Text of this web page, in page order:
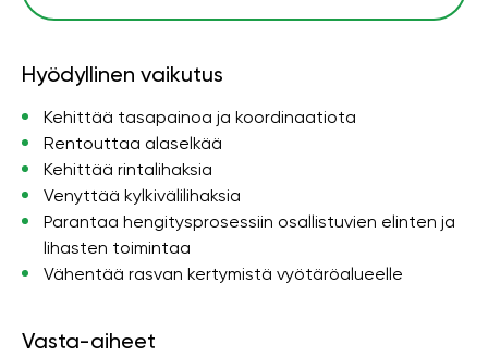
Hyödyllinen vaikutus
Kehittää tasapainoa ja koordinaatiota
Rentouttaa alaselkää
Kehittää rintalihaksia
Venyttää kylkivälilihaksia
Parantaa hengitysprosessiin osallistuvien elinten ja
lihasten toimintaa
Vähentää rasvan kertymistä vyötäröalueelle
Vasta-aiheet